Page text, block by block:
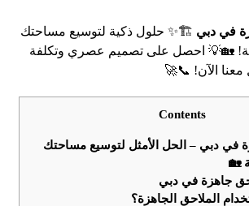
في دبي 🏗️✨ حلول ذكية لتوسيع مساحتك
🏡💡 احصل على تصميم عصري وتكلفة
الآن! 📞🚀
Contents
في دبي – الحل الأمثل لتوسيع مساحتك
🏡
جاهزة في دبي
الملاحق الجاهزة؟